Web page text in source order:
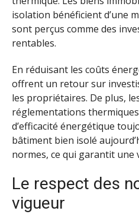
isolation bénéficient d’une
sont perçus comme des
rentables.
En réduisant les coûts
offrent un retour sur
les propriétaires. De plus,
réglementations
d’efficacité énergétique
bâtiment bien isolé
normes, ce qui garantit
Le respect des
vigueur